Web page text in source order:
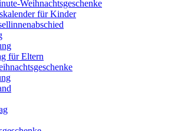
Weihnachtsgeschenke
für Kinder
für Eltern